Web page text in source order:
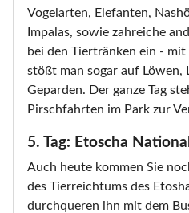
Vogelarten, Elefanten,
Impalas, sowie zahreiche
bei den Tiertränken ein -
stößt man sogar auf Löwen,
Geparden. Der ganze Tag
Pirschfahrten im Park zur
5. Tag: Etoscha
Auch heute kommen Sie
des Tierreichtums des
durchqueren ihn mit dem